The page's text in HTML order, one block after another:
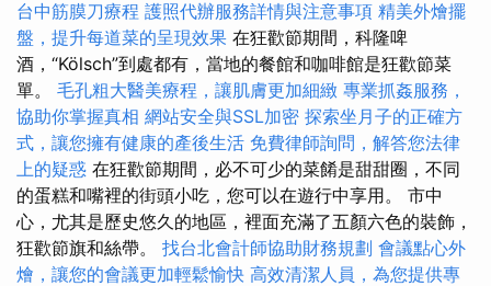
台中筋膜刀療程 護照代辦服務詳情與注意事項 精美外燴擺
盤，提升每道菜的呈現效果 在狂歡節期間，科隆啤
酒，“Kölsch”到處都有，當地的餐館和咖啡館是狂歡節菜
單。 毛孔粗大醫美療程，讓肌膚更加細緻 專業抓姦服務，
協助你掌握真相 網站安全與SSL加密 探索坐月子的正確方
式，讓您擁有健康的產後生活 免費律師詢問，解答您法律
上的疑惑 在狂歡節期間，必不可少的菜餚是甜甜圈，不同
的蛋糕和嘴裡的​​街頭小吃，您可以在遊行中享用。 市中
心，尤其是歷史悠久的地區，裡面充滿了五顏六色的裝飾，
狂歡節旗和絲帶。 找台北會計師協助財務規劃 會議點心外
燴，讓您的會議更加輕鬆愉快 高效清潔人員，為您提供專